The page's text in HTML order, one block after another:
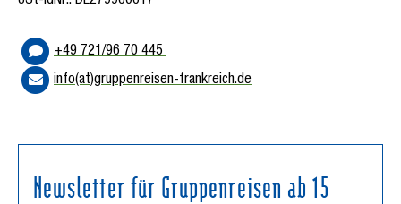
+49 721/96 70 445
info(at)gruppenreisen-frankreich.de
Newsletter für Gruppenreisen ab 15